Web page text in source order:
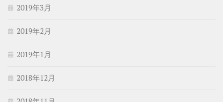
2019年3月
2019年2月
2019年1月
2018年12月